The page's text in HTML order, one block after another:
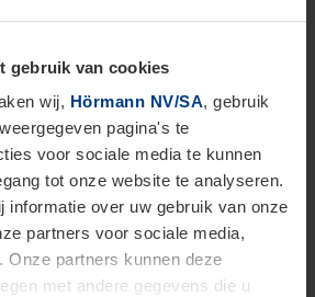
gebruik van cookies
wij, Hörmann NV/SA, gebruik
pagina's te
voor sociale media te kunnen
tot onze website te analyseren.
informatie over uw gebruik van onze
partners voor sociale media,
Onze partners kunnen deze
met andere gegevens die u